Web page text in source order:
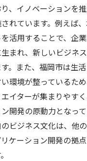
、イノベーションを
れています。例えば
活用することで、企
まれ、新しいビジネ
。また、福岡市は生
環境が整っているた
イターが集まりやす
開発の原動力となっ
ビジネス文化は、他
ケーション開発の拠